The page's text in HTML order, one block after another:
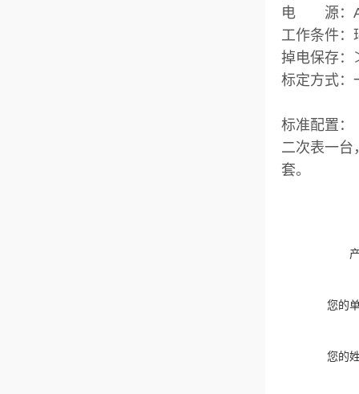
电 源：
工作条件
掉电保存：
标定方式：
标准配置：
二次表一台
套。
您的
您的